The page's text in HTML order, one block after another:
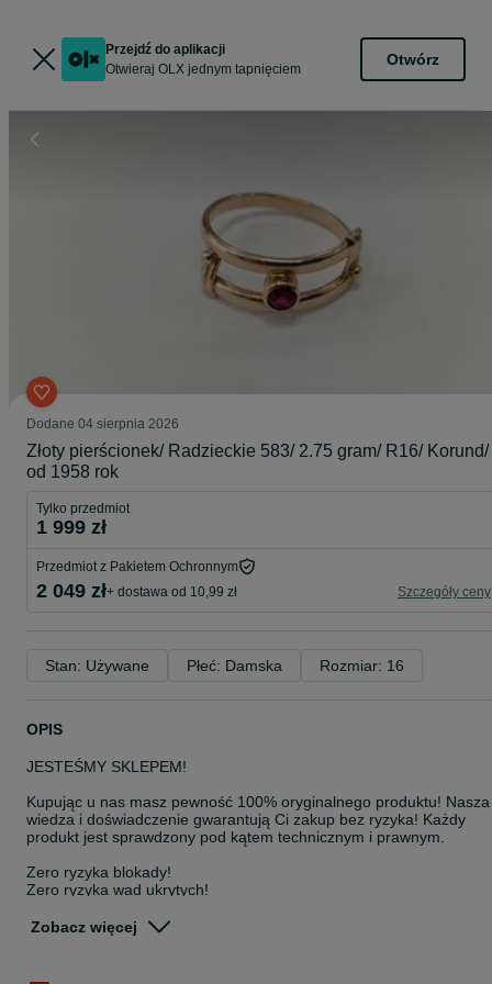
Przejdź do aplikacji
Otwieraj OLX jednym tapnięciem
Otwórz
Dodane 04 sierpnia 2026
Złoty pierścionek/ Radzieckie 583/ 2.75 gram/ R16/ Korund/
od 1958 rok
Tylko przedmiot
1 999 zł
Przedmiot z Pakietem Ochronnym
2 049 zł+ dostawa od 10,99 zł Szczegóły ceny
Stan: Używane Płeć: Damska Rozmiar: 16
OPIS
JESTEŚMY SKLEPEM!
Kupując u nas masz pewność 100% oryginalnego produktu! Nasza
wiedza i doświadczenie gwarantują Ci zakup bez ryzyka! Każdy
produkt jest sprawdzony pod kątem technicznym i prawnym.
Zero ryzyka blokady!
Zero ryzyka wad ukrytych!
Zobacz więcej